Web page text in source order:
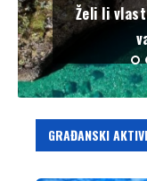
Želi li
GRAĐANSKI